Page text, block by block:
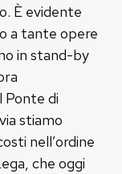
È evidente
a tante opere
in stand-by
Ponte di
stiamo
nell’ordine
che oggi